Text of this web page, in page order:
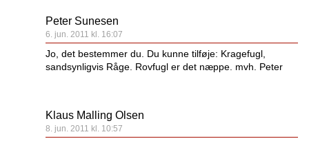
Peter Sunesen
6. jun. 2011 kl. 16:07
Jo, det bestemmer du. Du kunne tilføje: Kragefugl,
sandsynligvis Råge. Rovfugl er det næppe. mvh. Peter
Klaus Malling Olsen
8. jun. 2011 kl. 10:57